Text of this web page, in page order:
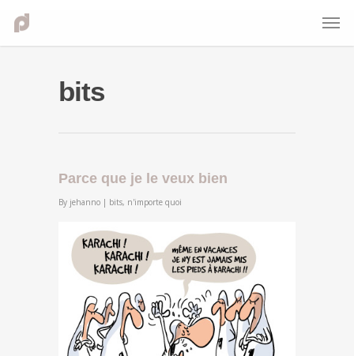
bits
Parce que je le veux bien
By jehanno | bits, n'importe quoi